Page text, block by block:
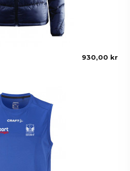
930,00 kr